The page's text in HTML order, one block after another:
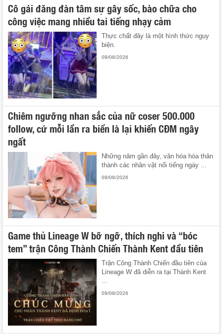
Cô gái đăng đàn tâm sự gây sốc, bào chữa cho
công việc mang nhiều tai tiếng nhạy cảm
Thực chất đây là một hình thức ngụy
biện.
09/08/2026
Chiêm ngưỡng nhan sắc của nữ coser 500.000
follow, cứ mỗi lần ra biển là lại khiến CĐM ngây
ngất
Những năm gần đây, văn hóa hóa thân
thành các nhân vật nổi tiếng ngày ...
09/08/2026
Game thủ Lineage W bỡ ngỡ, thích nghi và “bóc
tem” trận Công Thành Chiến Thành Kent đầu tiên
Trận Công Thành Chiến đầu tiên của
Lineage W đã diễn ra tại Thành Kent
...
09/08/2026